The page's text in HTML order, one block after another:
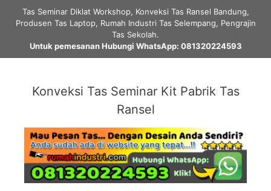
Tas Seminar Diklat Workshop, Konveksi Tas Ransel Bandung,
Produsen Tas Laptop, Rumah Industri Tas Selempang, Pengrajin
Tas Sekolah.
Untuk pemesanan Hubungi WhatsApp: 081320224593
Konveksi Tas Seminar Kit Pabrik Tas
Ransel